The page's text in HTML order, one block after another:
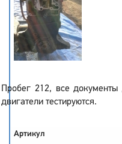
Пробег 212, все
двигатели тестируются.
Артикул